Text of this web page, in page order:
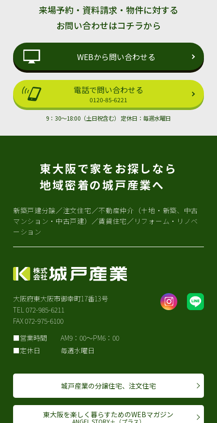
[1] 当社は、取得した個人情報について適切な安全措置を講
じて、加入者の個人情報の漏えい、紛失、毀損または加入者の
個人情報への不正なアクセスを防止することに努めます。
[2] 当社は個人情報の収集にあたり、お客様に対し収集目的
で使用し、利用目的を遂行するために業務を委託する場合を除
き、第三者に提供は致しません。
[3] 利用目的遂行のために業務を委託する場合は、個人情報
の取り扱いに関して業務委託先の適正な管理・監督を行いま
す。
[4] 当社は、社員に対し個人情報保護に関する教育啓蒙活動
を実施するなど、適切な管理に努めます。
[5] 当社は、個人情報データベースに保管されているお客様
の個人情報をできる限り正確、完全、最新に保つために、お客
4. その他
来場予約・資料請求・物件に対する
お問い合わせはコチラから
WEBから問い合わせる
電話で問い合わせる
0120-85-6221
9：30～18:00（土日祝含む） 定休日：毎週水曜日
東大阪で家をお探しなら
地域密着の城戸産業へ
新築戸建分譲／注文住宅／不動産仲介（土地・新築、中古
マンション・中古戸建）／賃貸住宅／リフォーム・リノベ
ーション
大阪府東大阪市御幸町17番13号
TEL 072-985-6211
FAX 072-975-6100
営業時間
AM9：00～PM6：00
定休日
毎週水曜日
城戸産業の分譲住宅、注文住宅
東大阪を楽しく暮らすためのWEBマガジン
ANGEL STORY＋（プラス）